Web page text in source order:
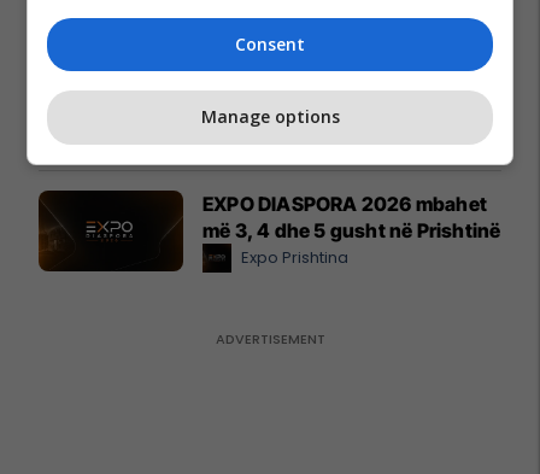
Peugot Kosova
Sunny Hill Festival 2026
EXPO DIASPORA 2026 mbahet
më 3, 4 dhe 5 gusht në Prishtinë
Expo Prishtina
Consent
Manage options